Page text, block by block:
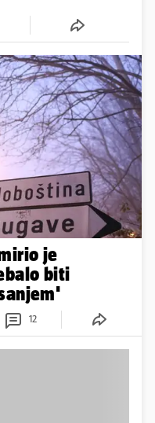
je
biti
12